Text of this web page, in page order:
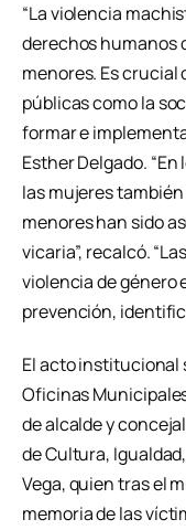
“La violencia
derechos humanos
menores. Es
públicas como la
formar e
Esther Delgado.
las mujeres
menores han sido
vicaria”, recalcó.
violencia de género
prevención,
El acto institucional
Oficinas
de alcalde y
de Cultura,
Vega, quien tras el
memoria de las